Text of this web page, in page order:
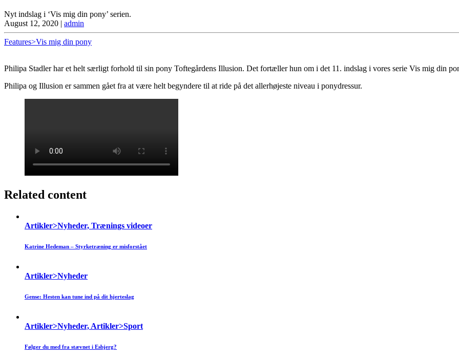
Nyt indslag i ‘Vis mig din pony’ serien.
August 12, 2020 | admin
Features>Vis mig din pony
Philipa Stadler har et helt særligt forhold til sin pony Toftegårdens Illusion. Det fortæller hun om i det 11. indslag i vores serie Vis mig din
Philipa og Illusion er sammen gået fra at være helt begyndere til at ride på det allerhøjeste niveau i ponydressur.
Related content
Artikler>Nyheder, Trænings videoer
Katrine Hedeman – Styrketræning er misforstået
Artikler>Nyheder
Gense: Hesten kan tune ind på dit hjerteslag
Artikler>Nyheder, Artikler>Sport
Følger du med fra stævnet i Esbjerg?